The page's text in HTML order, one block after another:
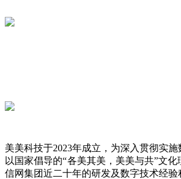
美美科技于2023年成立，为深入贯彻实施
以国家倡导的“各美其美，美美与共”文
信网集团近二十年的研发及数字技术经